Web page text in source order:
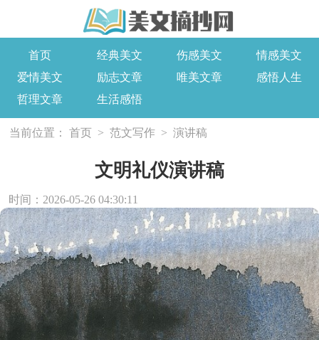
首页 经典美文 伤感美文
情感美文
爱情美文
励志文章 唯美文章
感悟人生
哲理文章
生活感悟
当前位置： 首页 > 范文写作 > 演讲稿
文明礼仪演讲稿
时间：2026-05-26 04:30:11